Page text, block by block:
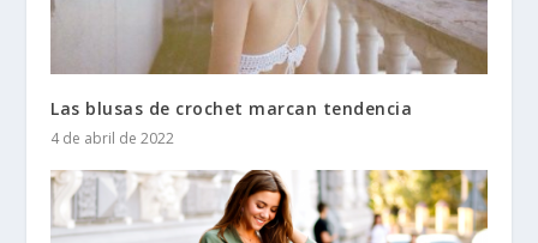
Las blusas de crochet marcan tendencia
4 de abril de 2022